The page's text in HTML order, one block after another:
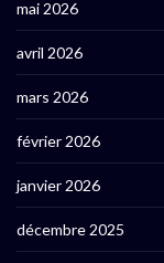
mai 2026
avril 2026
mars 2026
février 2026
janvier 2026
décembre 2025